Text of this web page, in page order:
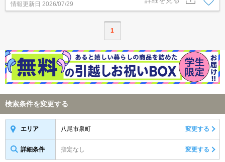
情報更新日 2026/07/29
1
検索条件を変更する
エリア 八尾市泉町 変更する
詳細条件 指定なし 変更する